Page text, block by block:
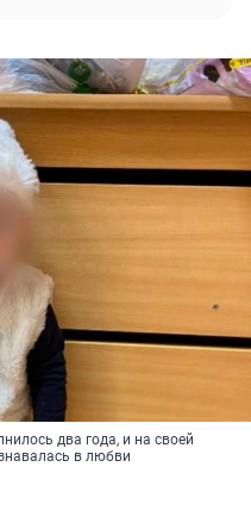
два года, и на своей
в любви